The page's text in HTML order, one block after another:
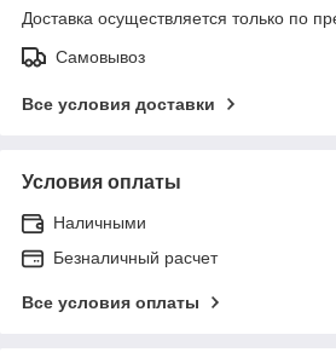
Доставка осуществляется только по
Самовывоз
Все условия доставки
Условия оплаты
Наличными
Безналичный расчет
Все условия оплаты